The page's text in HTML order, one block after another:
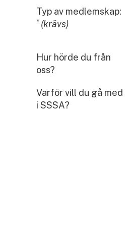
Typ av medlemskap:
* (krävs)
Hur hörde du från
oss?
Varför vill du gå med
i SSSA?